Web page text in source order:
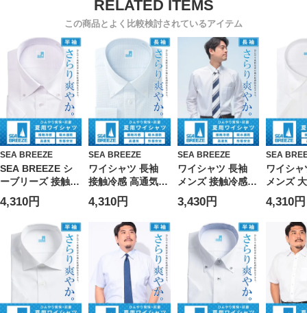
この商品とよく比較検討されているアイテム
SEA BREEZE
SEA BREEZE シ
ーブリーズ 接触冷
感＆高通気 ひんや
り爽快 ボタンダウ
ン 半袖ワイシャツ
大きいサイズ メン
ズ ビジネス Yシャ
ツ クールビズ ホ
ワイト サックス
パープル 3L 4L 5L
4,310円
SEA BREEZE
ワイシャツ 長袖
接触冷感 高通気
吸水速乾 形態安定
ボタンダウン
RELAXBODY Yシ
ャツ 涼しい 春 夏
大きいサイズ メン
ズ ビジネス SEA
BREEZE シーブリ
ーズ
4,310円
SEA BREEZE
ワイシャツ 長袖
メンズ 接触冷感
吸水速乾 形態安定
高通気 ワイドカラ
ー SEA BREEZE
シーブリーズ
3,430円
SEA
ワイシ
メンズ
ズ 接触
安定 吸
タンダ
ツ SEA
シーブ
4,310円